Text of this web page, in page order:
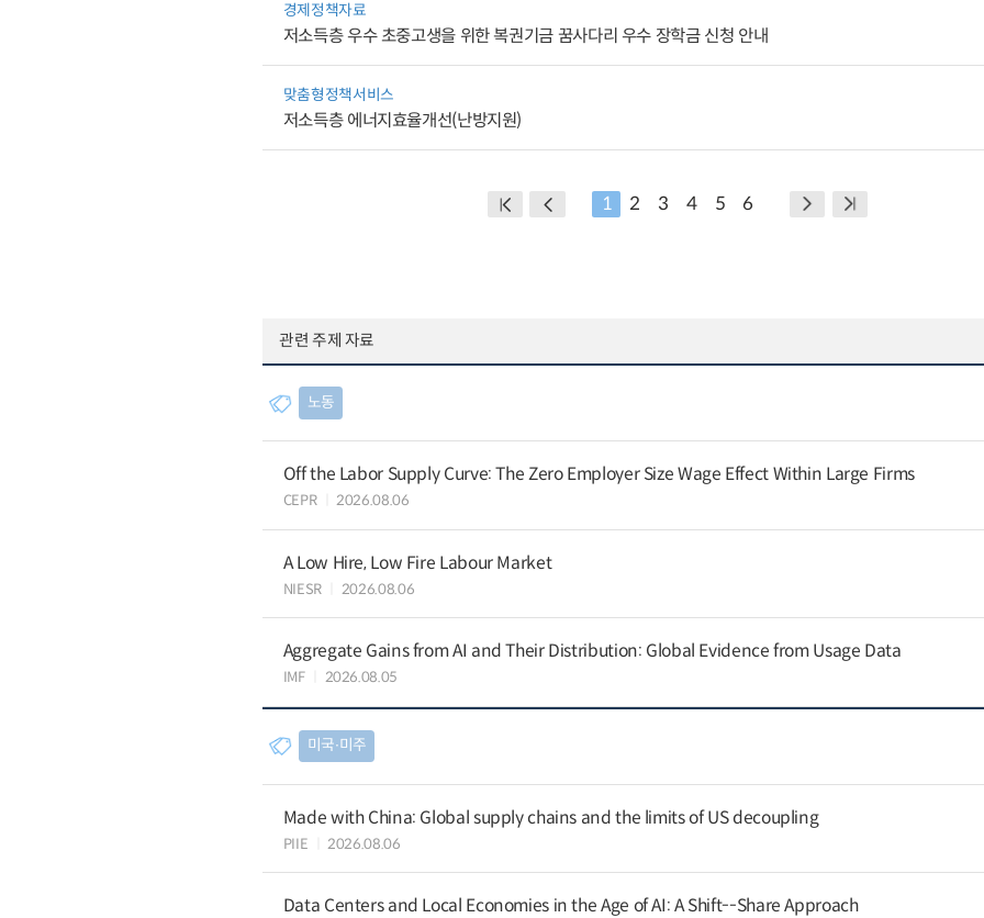
경제정책자료
저소득층 우수 초중고생을 위한 복권기금 꿈사다리 우수 장학금 신청 안내
맞춤형정책서비스
저소득층 에너지효율개선(난방지원)
1 2 3 4 5 6
관련 주제 자료
노동
Off the Labor Supply Curve: The Zero Employer Size Wage Effect Within Large Firms
CEPR 2026.08.06
A Low Hire, Low Fire Labour Market
NIESR 2026.08.06
Aggregate Gains from AI and Their Distribution: Global Evidence from Usage Data
IMF 2026.08.05
미국∙미주
Made with China: Global supply chains and the limits of US decoupling
PIIE 2026.08.06
Data Centers and Local Economies in the Age of AI: A Shift--Share Approach